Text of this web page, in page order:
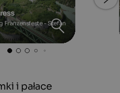
Franzensfeste - Stefan
i pałace